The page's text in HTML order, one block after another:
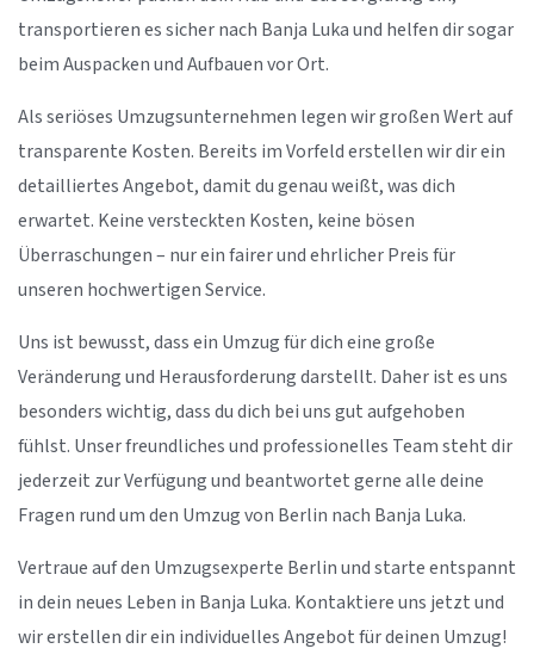
transportieren es sicher nach Banja Luka und helfen dir sogar
beim Auspacken und Aufbauen vor Ort.
Als seriöses Umzugsunternehmen legen wir großen Wert auf
transparente Kosten. Bereits im Vorfeld erstellen wir dir ein
detailliertes Angebot, damit du genau weißt, was dich
erwartet. Keine versteckten Kosten, keine bösen
Überraschungen – nur ein fairer und ehrlicher Preis für
unseren hochwertigen Service.
Uns ist bewusst, dass ein Umzug für dich eine große
Veränderung und Herausforderung darstellt. Daher ist es uns
besonders wichtig, dass du dich bei uns gut aufgehoben
fühlst. Unser freundliches und professionelles Team steht dir
jederzeit zur Verfügung und beantwortet gerne alle deine
Fragen rund um den Umzug von Berlin nach Banja Luka.
Vertraue auf den Umzugsexperte Berlin und starte entspannt
in dein neues Leben in Banja Luka. Kontaktiere uns jetzt und
wir erstellen dir ein individuelles Angebot für deinen Umzug!